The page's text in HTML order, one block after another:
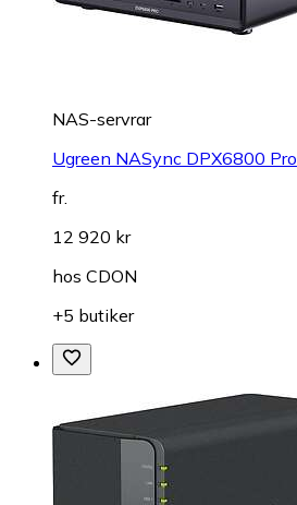
NAS-servrar
Ugreen NASync DPX6800 Pro
fr.
12 920 kr
hos CDON
+5 butiker